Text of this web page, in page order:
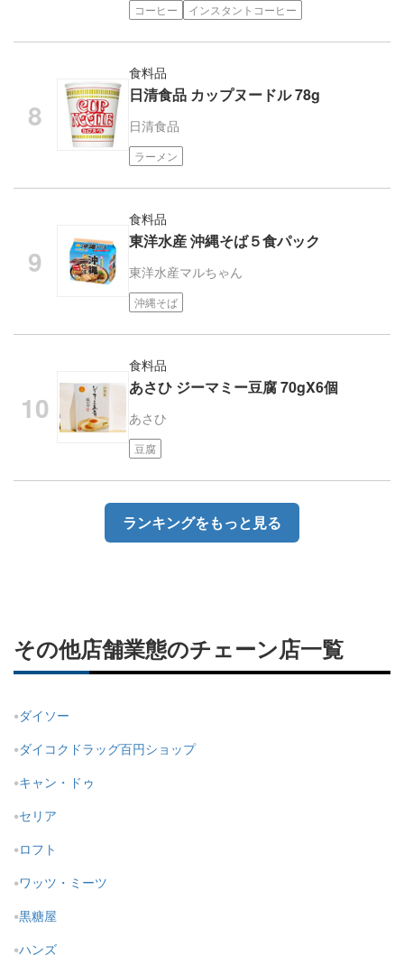
コーヒー インスタントコーヒー
食料品
日清食品 カップヌードル 78g
日清食品
ラーメン
食料品
東洋水産 沖縄そば５食パック
東洋水産マルちゃん
沖縄そば
食料品
あさひ ジーマミー豆腐 70gX6個
あさひ
豆腐
ランキングをもっと見る
その他店舗業態のチェーン店一覧
ダイソー
ダイコクドラッグ百円ショップ
キャン・ドゥ
セリア
ロフト
ワッツ・ミーツ
黒糖屋
ハンズ